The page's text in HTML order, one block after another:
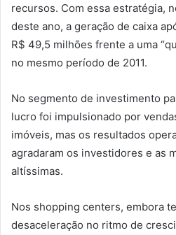
recursos. Com essa estratégia,
deste ano, a geração de caixa
R$ 49,5 milhões frente a uma
no mesmo período de 2011.
No segmento de investimento
lucro foi impulsionado por
imóveis, mas os resultados
agradaram os investidores e as
altíssimas.
Nos shopping centers, embora
desaceleração no ritmo de